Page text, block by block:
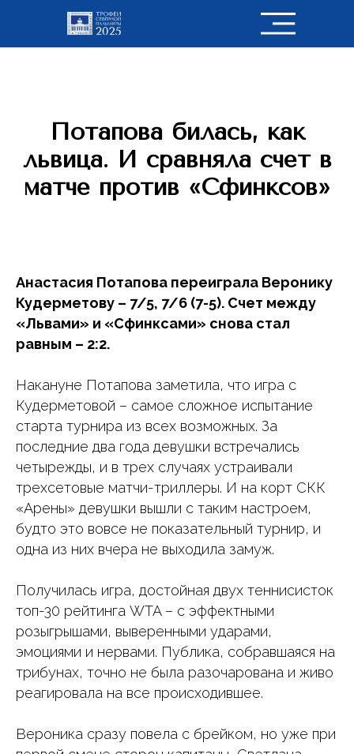
Потапова билась, как
львица. И сравняла счет в
матче против «Сфинксов»
Анастасия Потапова переиграла Веронику
Кудерметову – 7/5, 7/6 (7-5). Счет между
«Львами» и «Сфинксами» снова стал
равным – 2:2.
Накануне Потапова заметила, что игра с
Кудерметовой – самое сложное испытание
старта турнира из всех возможных. За
последние два года девушки встречались
четырежды, и в трех случаях устраивали
трехсетовые матчи-триллеры. И на корт СКК
«Арены» девушки вышли с таким настроем,
будто это вовсе не показательный турнир, и
одна из них вчера не выходила замуж.
Получилась игра, достойная двух теннисисток
топ-30 рейтинга WTA – с эффектными
розыгрышами, выверенными ударами,
эмоциями и нервами. Публика, собравшаяся на
трибунах, точно не была разочарована и живо
реагировала на все происходившее.
Вероника сразу повела с брейком, но уже при